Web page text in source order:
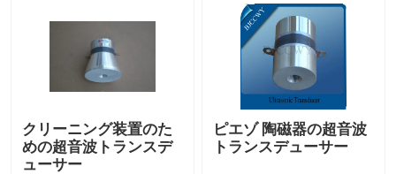
クリーニング装置のた
めの超音波トランスデ
ューサー
ピエゾ 陶磁器の超音波
トランスデューサー